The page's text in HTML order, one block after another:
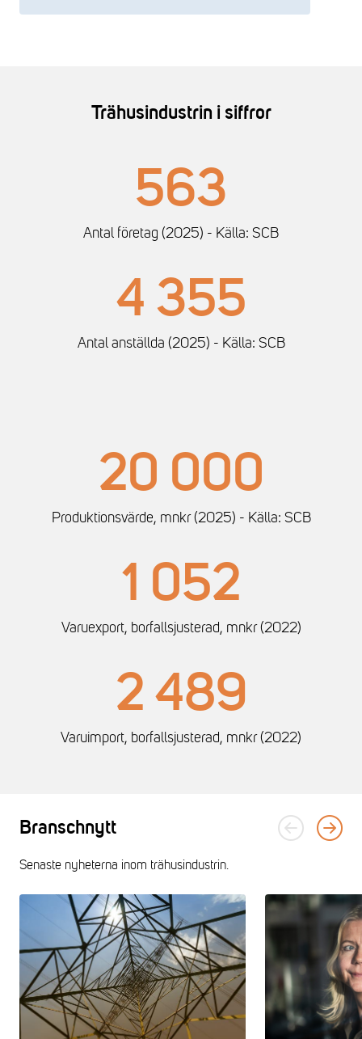
Trähusindustrin i siffror
563
Antal företag (2025) - Källa: SCB
4 355
Antal anställda (2025) - Källa: SCB
20 000
Produktionsvärde, mnkr (2025) - Källa: SCB
1 052
Varuexport, borfallsjusterad, mnkr (2022)
2 489
Varuimport, borfallsjusterad, mnkr (2022)
Branschnytt
Senaste nyheterna inom trähusindustrin.